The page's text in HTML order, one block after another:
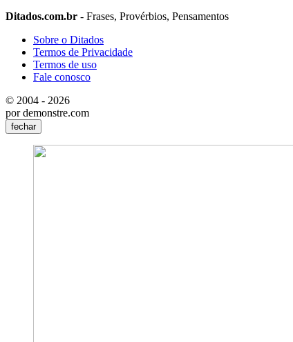
Ditados.com.br - Frases, Provérbios, Pensamentos
Sobre o Ditados
Termos de Privacidade
Termos de uso
Fale conosco
© 2004 - 2026
por demonstre.com
fechar